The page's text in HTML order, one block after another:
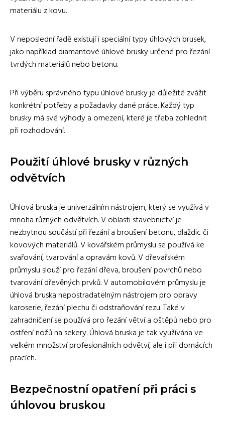
materiálu z kovu.
V neposlední řadě existují i speciální typy úhlových brusek,
jako například diamantové úhlové brusky určené pro řezání
tvrdých materiálů nebo betonu.
Při výběru správného typu úhlové brusky je důležité zvážit
konkrétní potřeby a požadavky dané práce. Každý typ
brusky má své výhody a omezení, které je třeba zohlednit
při rozhodování.
Použití úhlové brusky v různých
odvětvích
Úhlová bruska je univerzálním nástrojem, který se využívá v
mnoha různých odvětvích. V oblasti stavebnictví je
nezbytnou součástí při řezání a broušení betonu, dlaždic či
kovových materiálů. V kovářském průmyslu se používá ke
svařování, tvarování a opravám kovů. V dřevařském
průmyslu slouží pro řezání dřeva, broušení povrchů nebo
tvarování dřevěných prvků. V automobilovém průmyslu je
úhlová bruska nepostradatelným nástrojem pro opravy
karoserie, řezání plechu či odstraňování rezu. Také v
zahradničení se používá pro řezání větví a oštěpů nebo pro
ostření nožů na sekery. Úhlová bruska je tak využívána ve
velkém množství profesionálních odvětví, ale i při domácích
pracích.
Bezpečnostní opatření při práci s
úhlovou bruskou